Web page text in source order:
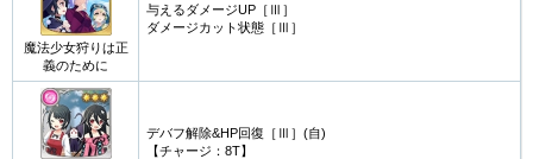
魔法少女狩りは正
義のために
与えるダメージUP［Ⅲ］
ダメージカット状態［Ⅲ］
デバフ解除&HP回復［Ⅲ］(自)
【チャージ：8T】